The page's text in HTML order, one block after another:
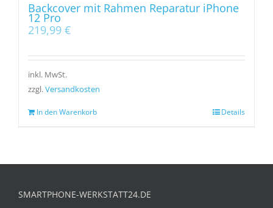
Backcover mit Rahmen Reparatur iPhone
12 Pro
219,99 €
inkl. MwSt.
zzgl.Versandkosten
In den Warenkorb Details
SMARTPHONE-WERKSTATT24.DE